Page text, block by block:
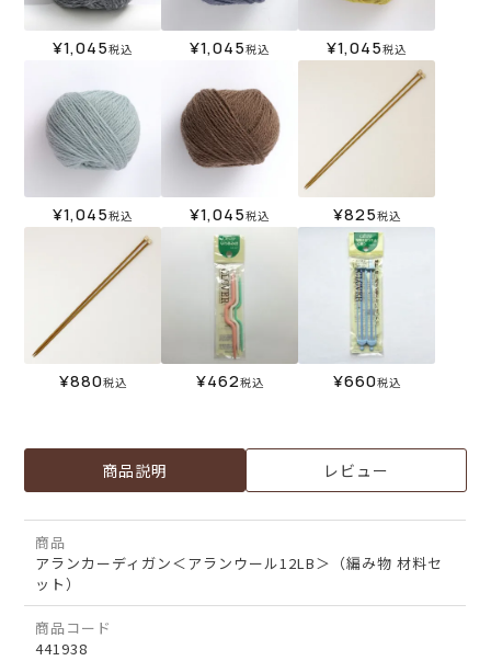
¥1,045税込 ¥1,045税込 ¥1,045税込
¥1,045税込 ¥1,045税込 ¥825税込
¥880税込 ¥462税込 ¥660税込
商品説明 レビュー
商品
アランカーディガン＜アランウール12LB＞（編み物 材料セ
ット）
商品コード
441938